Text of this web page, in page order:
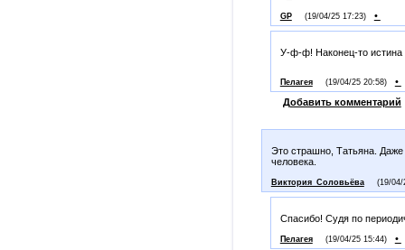
GP (19/04/25 17:23) •
У-ф-ф! Наконец-то истина
Пелагея (19/04/25 20:58)
•
Добавить комментарий
Это страшно, Татьяна. Даже
человека.
Виктория_Соловьёва (19/04/
Спасибо! Судя по
Пелагея (19/04/25 15:44)
•